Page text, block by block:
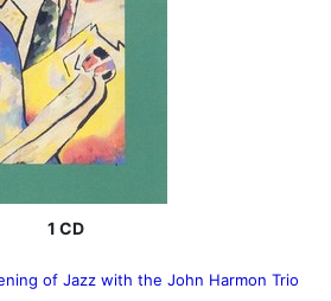
1 CD
of Jazz with the John Harmon Trio